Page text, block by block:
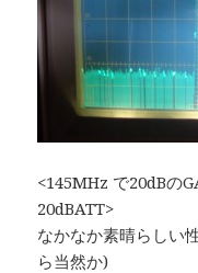
<145MHz で20dB
20dBATT>
なかなか素晴らしい
ら当然か)